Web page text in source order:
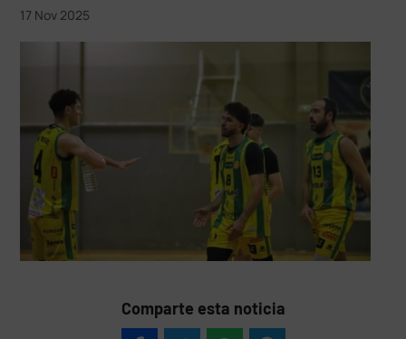
17 Nov 2025
Comparte esta noticia